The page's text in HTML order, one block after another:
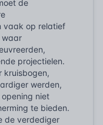
de
vaak op relatief
waar
projectielen.
kruisbogen,
werden,
niet
te bieden.
de verdediger